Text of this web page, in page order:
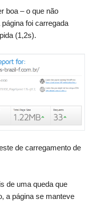
boa – o que não
foi carregada
(1,2s).
de carregamento de
de uma queda que
a página se manteve